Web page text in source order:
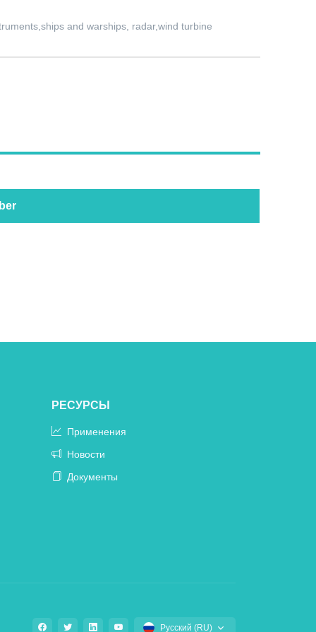
and warships, radar,wind turbine
РЕСУРСЫ
Применения
Новости
Документы
Русский (RU)